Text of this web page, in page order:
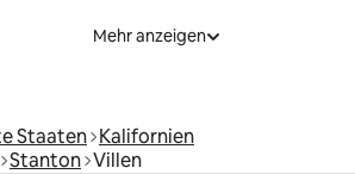
Mehr anzeigen
Staaten Kalifornien
Stanton Villen